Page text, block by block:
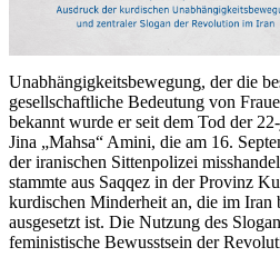
Unabhängigkeitsbewegung, der die
gesellschaftliche Bedeutung von
bekannt wurde er seit dem Tod der
Jina „Mahsa“ Amini, die am 16.
der iranischen Sittenpolizei
stammte aus Saqqez in der Provinz
kurdischen Minderheit an, die im Iran
ausgesetzt ist. Die Nutzung des
feministische Bewusstsein der